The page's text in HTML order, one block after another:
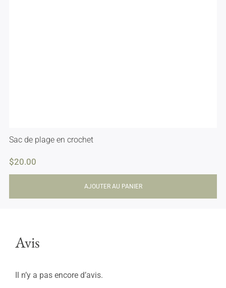
Sac de plage en crochet
$20.00
AJOUTER AU PANIER
Avis
Il n’y a pas encore d’avis.